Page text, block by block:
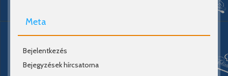
Meta
Bejelentkezés
Bejegyzések hírcsatorna